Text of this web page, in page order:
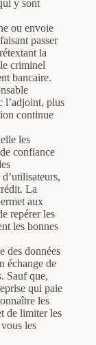
y sont
ou envoie
passer
la
criminel
bancaire.
l’adjoint, plus
continue
les
confiance
La
aux
repérer les
les bonnes
des données
échange de
Sauf que,
qui paie
les
de limiter les
les